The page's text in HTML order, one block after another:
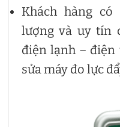
Khách hàng
lượng và uy tín
điện lạnh –
sửa máy đo lực